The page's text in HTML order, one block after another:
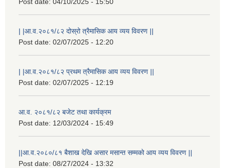
| |आ.व.२०८१/८२ दोस्रो त्रैमासिक आय व्यय विवरण ||
Post date: 02/07/2025 - 12:20
| |आ.व.२०८१/८२ प्रथम त्रैमासिक आय व्यय विवरण ||
Post date: 02/07/2025 - 12:19
आ.व. २०८१/८२ बजेट तथा कार्यक्रम
Post date: 12/03/2024 - 15:49
||आ.व.२०८०/८१ बैशाख देखि असार मसान्त सम्मको आय व्यय विवरण ||
Post date: 08/27/2024 - 13:32